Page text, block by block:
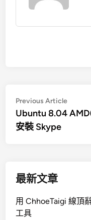
文
章
導
Previous Article
Ubuntu 8.04
安裝 Skype
最新文章
用 ChhoeTaigi 線頂
工具